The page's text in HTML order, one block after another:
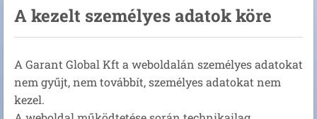
A kezelt személyes adatok köre
A Garant Global Kft a weboldalán személyes adatokat
nem gyűjt, nem továbbít, személyes adatokat nem
kezel.